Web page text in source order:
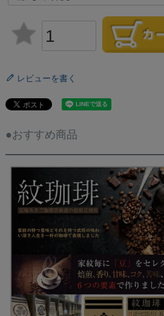
)
レビューを書く
●おすすめ商品